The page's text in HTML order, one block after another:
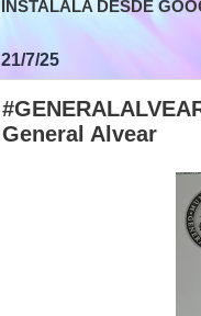
INSTALALA DESDE
21/7/25
General Alvear